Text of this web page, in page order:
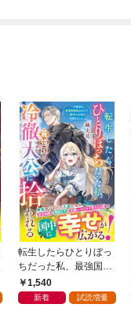
転生したらひとりぼっ
ちだった私、最強国の
冷徹大公に拾われる～
不愛想な最強保護者の
1,540
新着 試読増量